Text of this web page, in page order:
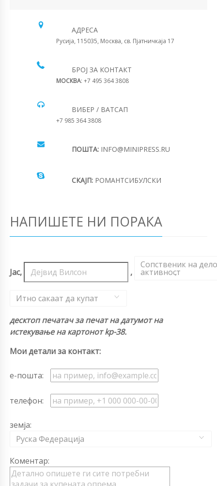
АДРЕСА
Русија, 115035, Москва, св. Пјатничкаја 17
БРОЈ ЗА КОНТАКТ
МОСКВА: +7 495 364 3808
ВИБЕР / ВАТСАП
+7 985 364 3808
ПОШТА: INFO@MINIPRESS.RU
СКАЈП: РОМАНТСИБУЛСКИ
НАПИШЕТЕ НИ ПОРАКА
Јас, ,
Сопственик на
активност
,
Итно сакаат да купат
десктоп печатач за печат на датумот на
истекување на картонот kp-38.
Мои детали за контакт:
е-пошта:
телефон:
земја:
Руска Федерација
Коментар: